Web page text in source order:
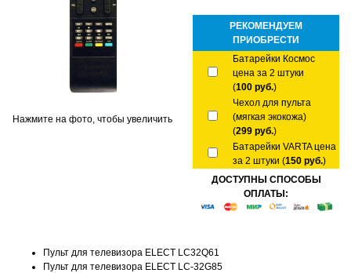
Нажмите на фото, чтобы увеличить
РЕКОМЕНДУЕМ
ПРИОБРЕСТИ
Батарейки Космос
цена за 2 штуки
(100 руб.)
Чехол для пульта
(мягкая экокожа)
(299 руб.)
Батарейки VARTA цена
за 2 штуки (150 руб.)
ДОСТУПНЫ СПОСОБЫ
ОПЛАТЫ:
Пульт для телевизора ELECT LC32Q61
Пульт для телевизора ELECT LC-32G85